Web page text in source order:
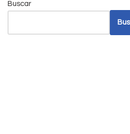
Buscar